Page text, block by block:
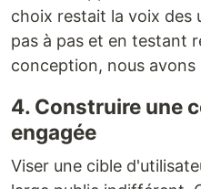
choix restait la voix des
pas à pas et en testant
conception, nous
4. Construire une
engagée
Viser une cible